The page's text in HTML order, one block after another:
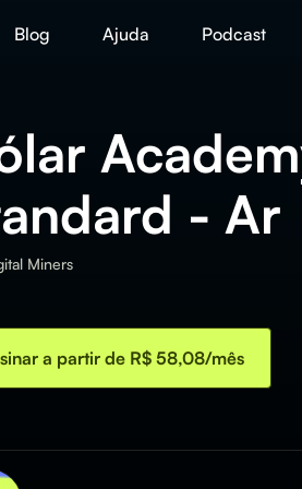
Blog Ajuda Podcast
- Ar
Miners
a partir de R$ 58,08/mês